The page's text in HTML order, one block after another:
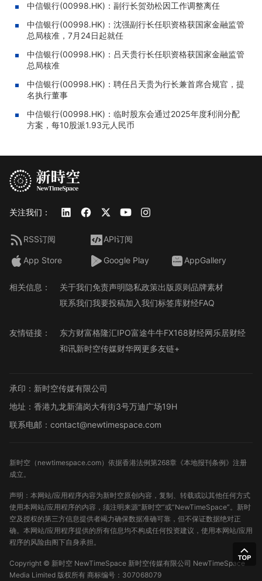
中信银行(00998.HK)：副行长贺劲松因工作调整离任
中信银行(00998.HK)：沈强副行长任职资格获国家金融监管
总局核准，7月24日起就任
中信银行(00998.HK)：吕天贵行长任职资格获国家金融监管
总局核准
中信银行(00998.HK)：聘任吕天贵为行长兼首席合规官，提
名执行董事
中信银行(00998.HK)：临时股东会通过2025年度利润分配
方案，每10股派1.93元人民币
关注我们：
RSS订阅 API订阅
App Store Google Play AppGallery
相关信息： 关于我们免责声明隐私政策出版原则品牌素材
联系我们我要投稿加入我们标签库财经FAQ
友情链接： 东方财富格隆汇IPO富途牛牛FX168财经网乐居财经
和讯新时空传媒财华网更多友链+
承印：新时空传媒有限公司
地址：香港九龙新蒲岗大有街3号万迪广场19H
联系电邮：contact@newtimespace.com
新时空（ newtimespace.com）依据香港法例第268章《本地报刊条例》注册
成立。
声明：本网站/应用程序内容为新时空原创内容，复制、转载或以其他任何方式
使用本网站/应用程序的内容，须注明来源“新时空”或“NewTimeSpace”。新时
空及授权的第三方信息提供者竭力确保数据准确可靠，但不保证数据绝对正
确。本网站/应用程序提供的所有信息均不构成任何投资建议，使用本网站/应用
程序的风险由阁下自身承担。
Copyright © 新时空 NewTimeSpace 新时空传媒有限公司 NewTimeSpace
Media Limited 版权所有 商标编号：307068079